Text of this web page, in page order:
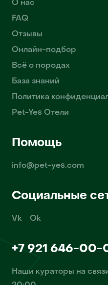
О нас
FAQ
Отзывы
Онлайн-подбор
Всё о породах
База знаний
Политика
Pet-Yes Отели
Помощь
info@pet-yes.com
Социальные
Vk Ok
+7 921 646-00-
Наши кураторы на